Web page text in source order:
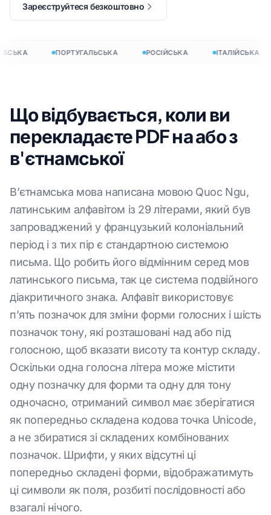
Зареєструйтеся безкоштовно
ПОРТУГАЛЬСЬКА РОСІЙСЬКА ІТАЛІЙСЬКА
Що відбувається, коли ви
перекладаєте PDF на або з
в'єтнамської
В’єтнамська мова написана мовою Quoc Ngu,
латинським алфавітом із 29 літерами, який був
запроваджений у французький колоніальний
період і з тих пір є стандартною системою
письма. Що робить його відмінним серед мов
латинського письма, так це система подвійного
діакритичного знака. Алфавіт використовує
п’ять позначок для зміни форми голосних і шість
позначок тону, які розташовані над або під
голосною, щоб вказати висоту та контур складу.
Оскільки одна голосна літера може містити
одну позначку для форми та одну для тону
одночасно, отриманий символ має зберігатися
як попередньо складена кодова точка Unicode,
а не збиратися зі складених комбінованих
позначок. Шрифти, у яких відсутні ці
попередньо складені форми, відображатимуть
ці символи як поля, розбиті послідовності або
взагалі нічого.